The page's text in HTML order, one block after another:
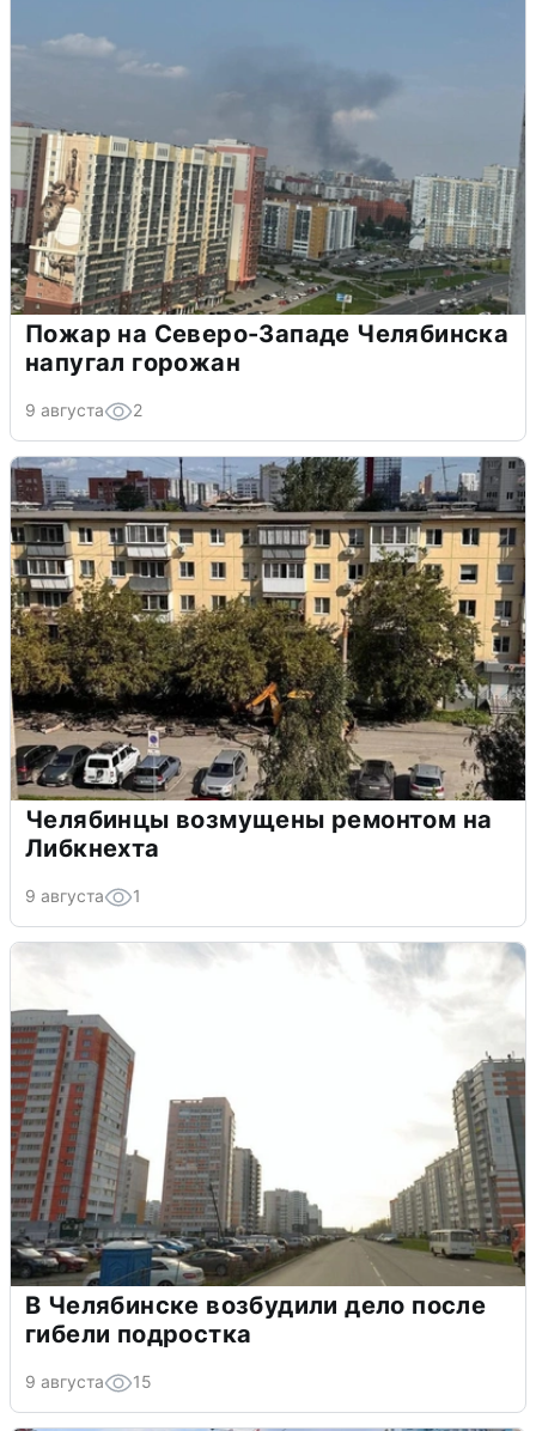
Пожар на Северо-Западе Челябинска
напугал горожан
9 августа 2
Челябинцы возмущены ремонтом на
Либкнехта
9 августа 1
В Челябинске возбудили дело после
гибели подростка
9 августа 15